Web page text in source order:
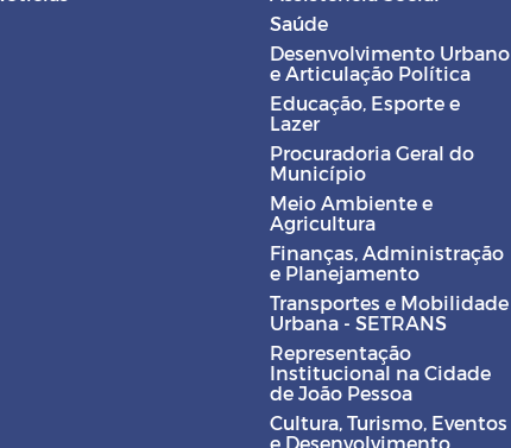
Saúde
Desenvolvimento Urbano
e Articulação Política
Educação, Esporte e
Lazer
Procuradoria Geral do
Município
Meio Ambiente e
Agricultura
Finanças, Administração
e Planejamento
Transportes e Mobilidade
Urbana - SETRANS
Representação
Institucional na Cidade
de João Pessoa
Cultura, Turismo, Eventos
e Desenvolvimento